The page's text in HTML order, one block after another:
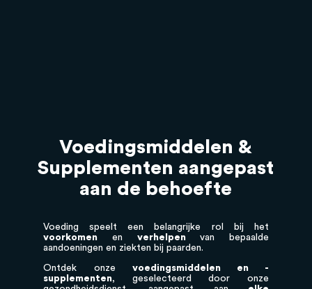
Voedingsmiddelen &
Supplementen aangepast
aan de behoefte
Voeding speelt een belangrijke rol bij het
voorkomen en verhelpenvan bepaalde
aandoeningen en ziekten bij paarden.
Ontdek onze voedingsmiddelen en -
supplementen, geselecteerd door onze